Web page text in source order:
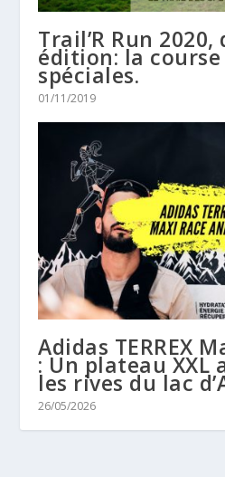
Trail’R Run
édition: la course
spéciales.
01/11/2019
Adidas TERREX
: Un plateau XXL
les rives du lac
26/05/2026